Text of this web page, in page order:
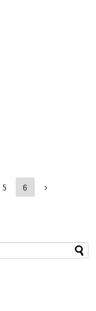
5 6